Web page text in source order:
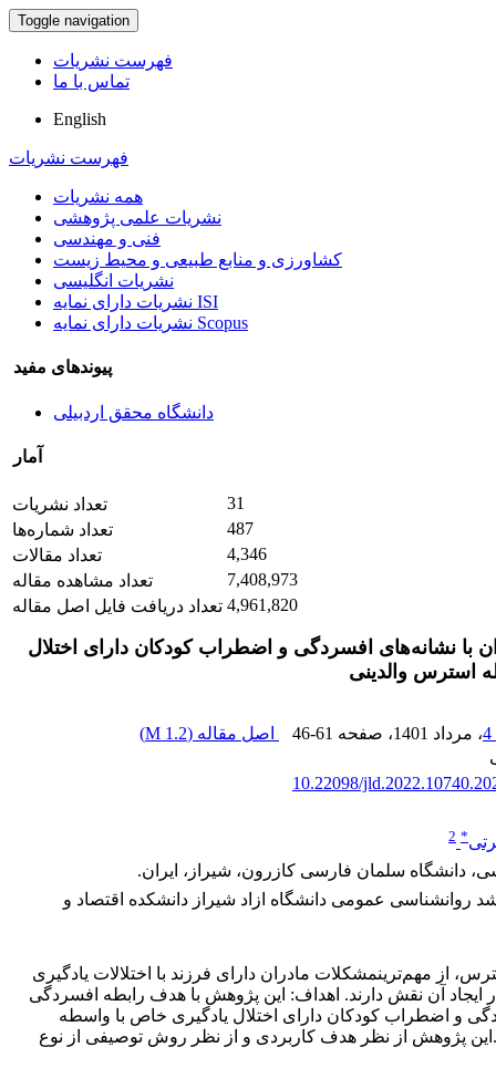
Toggle navigation
فهرست نشریات
تماس با ما
English
فهرست نشریات
همه نشریات
نشریات علمی پژوهشی
فنی و مهندسی
کشاورزی و منابع طبیعی و محیط زیست
نشریات انگلیسی
نشریات دارای نمایه ISI
نشریات دارای نمایه Scopus
پیوندهای مفید
دانشگاه محقق اردبیلی
آمار
تعداد نشریات
31
تعداد شماره‌ها
487
تعداد مقالات
4,346
تعداد مشاهده مقاله
7,408,973
تعداد دریافت فایل اصل مقاله 4,961,820
با نشانه‌های افسردگی و اضطراب کودکان دارای اختلال
استرس والدینی
، مرداد 1401 ، صفحه 46-61 اصل مقاله (1.2 M
)
10.22098/
*
2
دانشگاه سلمان فارسی کازرون، شیراز، ایران.
روانشناسی عمومی دانشگاه ازاد شیراز دانشکده اقتصاد و
از مهم‌ترینمشکلات مادران دارای فرزند با اختلالات یادگیری
آن نقش دارند. اهداف: این پژوهش با هدف رابطه افسردگی
و اضطراب کودکان دارای اختلال یادگیری خاص با واسطه
پژوهش از نظر هدف کاربردی و از نظر روش توصیفی از نوع